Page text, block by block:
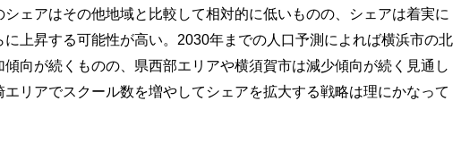
シェアはその他地域と比較して相対的に低いものの、シェアは着実に
に上昇する可能性が高い。2030年までの人口予測によれば横浜市の北
向が続くものの、県西部エリアや横須賀市は減少傾向が続く見通し
リアでスクール数を増やしてシェアを拡大する戦略は理にかなって